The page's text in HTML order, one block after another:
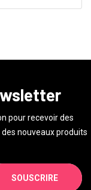
pour recevoir des
nouveaux produits
SOUSCRIRE